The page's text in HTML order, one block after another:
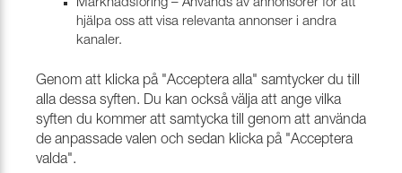
Lösenord* Glömt ditt lösenord?
Kom ihåg mig
Logga in
Marknadsföring – Används av annonsörer för att
hjälpa oss att visa relevanta annonser i andra
kanaler.
Genom att klicka på "Acceptera alla" samtycker du till
alla dessa syften. Du kan också välja att ange vilka
syften du kommer att samtycka till genom att använda
de anpassade valen och sedan klicka på "Acceptera
valda".